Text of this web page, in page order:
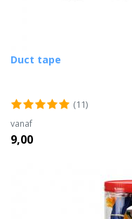
Duct tape
(11)
vanaf
9,00